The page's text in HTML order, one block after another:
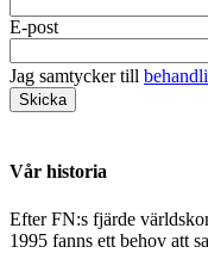
E-post
Jag samtycker till
Vår historia
Efter FN:s fjärde
1995 fanns ett behov att